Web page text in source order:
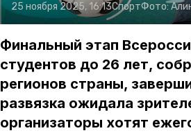
25 ноября 2025, 16:13СпортФото:
Финальный этап
студентов до 26 лет,
регионов страны,
развязка ожидала
организаторы хотят